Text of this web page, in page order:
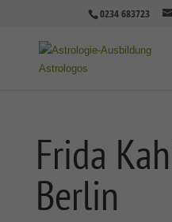
0234 683723
Frida
Berlin